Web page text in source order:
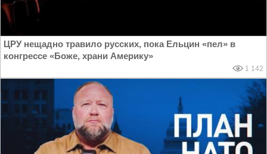
ЦРУ нещадно травило русских, пока Ельцин «пел» в
конгрессе «Боже, храни Америку»
1 142